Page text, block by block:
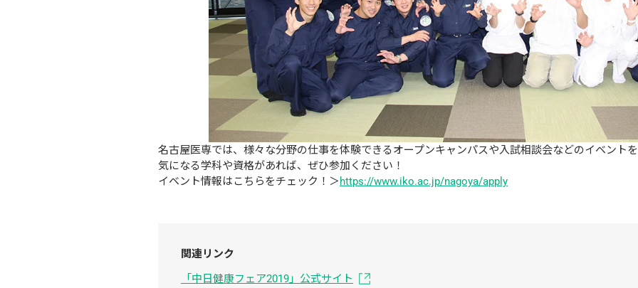
名古屋医専では、様々な分野の仕事を体験できるオープンキャンパスや入試相談会などのイベント
気になる学科や資格があれば、ぜひ参加ください！
イベント情報はこちらをチェック！＞https://www.iko.ac.jp/nagoya/apply
関連リンク
「中日健康フェア2019」公式サイト